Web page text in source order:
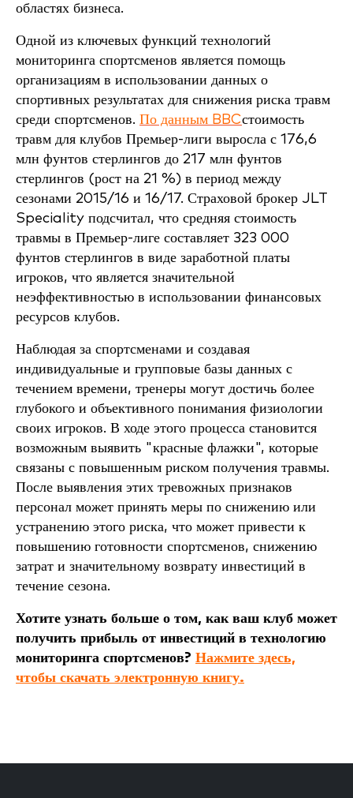
областях бизнеса.
Одной из ключевых функций технологий
мониторинга спортсменов является помощь
организациям в использовании данных о
спортивных результатах для снижения риска травм
среди спортсменов. По данным BBCстоимость
травм для клубов Премьер-лиги выросла с 176,6
млн фунтов стерлингов до 217 млн фунтов
стерлингов (рост на 21 %) в период между
сезонами 2015/16 и 16/17. Страховой брокер JLT
Speciality подсчитал, что средняя стоимость
травмы в Премьер-лиге составляет 323 000
фунтов стерлингов в виде заработной платы
игроков, что является значительной
неэффективностью в использовании финансовых
ресурсов клубов.
Наблюдая за спортсменами и создавая
индивидуальные и групповые базы данных с
течением времени, тренеры могут достичь более
глубокого и объективного понимания физиологии
своих игроков. В ходе этого процесса становится
возможным выявить "красные флажки", которые
связаны с повышенным риском получения травмы.
После выявления этих тревожных признаков
персонал может принять меры по снижению или
устранению этого риска, что может привести к
повышению готовности спортсменов, снижению
затрат и значительному возврату инвестиций в
течение сезона.
Хотите узнать больше о том, как ваш клуб может
получить прибыль от инвестиций в технологию
мониторинга спортсменов? Нажмите здесь,
чтобы скачать электронную книгу.